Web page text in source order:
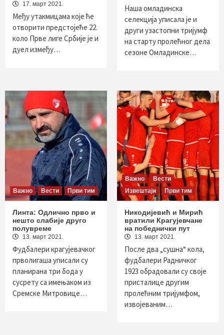
17. март 2021.
Међу утакмицама које ће
отворити предстојеће 22.
коло Прве лиге Србије је и
дуел између…
Наша омладинска
селекција уписала је и
други узастопни тријумф
на старту пролећног дела
сезоне Омладинске…
Важно Вести Први тим
Линта: Одлично прво и
нешто слабије друго
полувреме
13. март 2021.
Фудбалери крагујевачког
прволигаша уписали су
планирана три бода у
сусрету са имењаком из
Сремске Митровице…
Важно
Вести
Извештаји
Први тим
Никодијевић и Мирић
вратили Крагујевчане
на победнички пут
13. март 2021.
После два „сушна“ кола,
фудбалери Радничког
1923 обрадовали су своје
присталице другим
пролећним тријумфом,
извојеваним…